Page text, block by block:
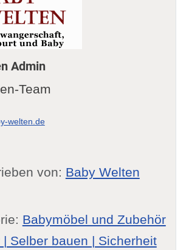
Admin
Team
welten.de
von: Baby Welten
Babymöbel und Zubehör
| Selber bauen | Sicherheit